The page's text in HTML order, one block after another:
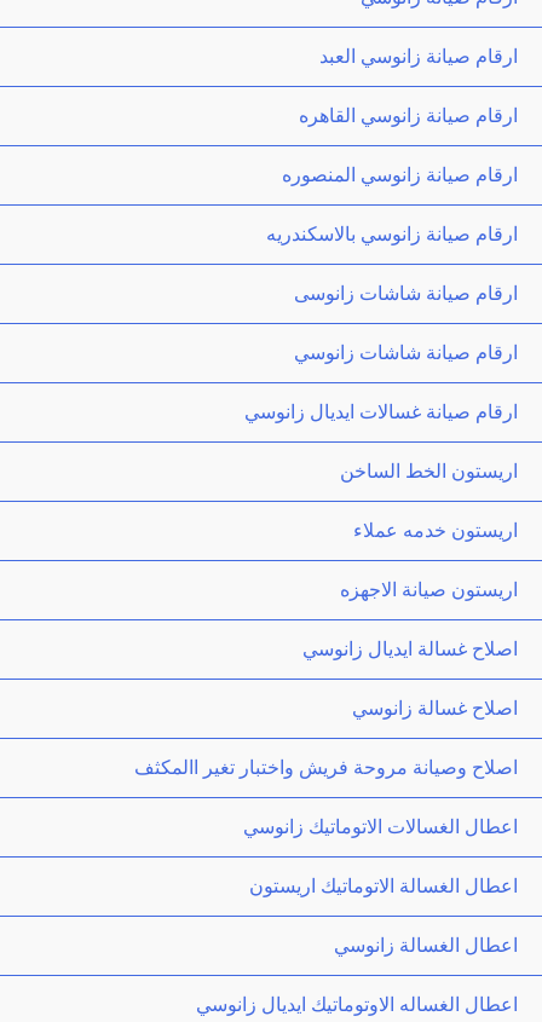
ارقام صيانة زانوسي العبد
ارقام صيانة زانوسي القاهره
ارقام صيانة زانوسي المنصوره
ارقام صيانة زانوسي بالاسكندريه
ارقام صيانة شاشات زانوسى
ارقام صيانة شاشات زانوسي
ارقام صيانة غسالات ايديال زانوسي
اريستون الخط الساخن
اريستون خدمه عملاء
اريستون صيانة الاجهزه
اصلاح غسالة ايديال زانوسي
اصلاح غسالة زانوسي
اصلاح وصيانة مروحة فريش واختبار تغير االمكثف
اعطال الغسالات الاتوماتيك زانوسي
اعطال الغسالة الاتوماتيك اريستون
اعطال الغسالة زانوسي
اعطال الغساله الاوتوماتيك ايديال زانوسي